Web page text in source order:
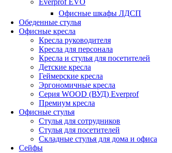
Everprof EVO
Офисные шкафы ЛДСП
Обеденные стулья
Офисные кресла
Кресла руководителя
Кресла для персонала
Кресла и стулья для посетителей
Детские кресла
Геймерские кресла
Эргономичные кресла
Серия WOOD (ВУД) Everprof
Премиум кресла
Офисные стулья
Стулья для сотрудников
Стулья для посетителей
Складные стулья для дома и офиса
Сейфы